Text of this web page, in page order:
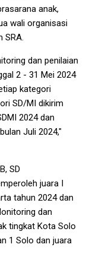
anak,
wali organisasi
SRA.
dan penilaian
2 - 31 Mei 2024
kategori
SD/MI dikirim
2024 dan
Juli 2024,"
SD
juara I
tahun 2024 dan
dan
tingkat Kota Solo
1 Solo dan juara